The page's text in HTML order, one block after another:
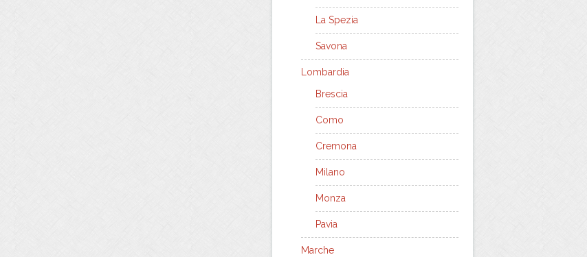
La Spezia
Savona
Lombardia
Brescia
Como
Cremona
Milano
Monza
Pavia
Marche